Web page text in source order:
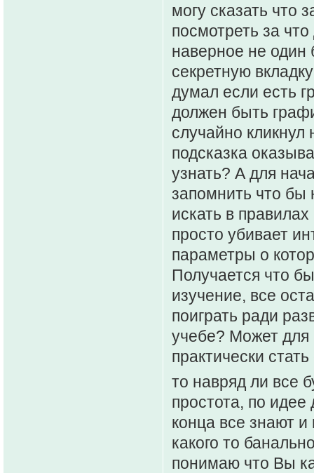
могу сказать что
посмотреть за
наверное не
секретную
думал если есть
должен быть
случайно кликнул
подсказка
узнать? А для
запомнить что бы
искать в
просто убивает
параметры о
Получается что
изучение, все
поиграть ради
учебе? Может для
практически
то навряд ли все
простота, по
конца все знают
какого то
понимаю что Вы